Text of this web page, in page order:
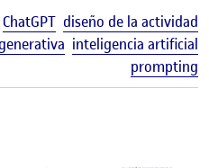
ChatGPT diseño de la actividad
inteligencia artificial
prompting